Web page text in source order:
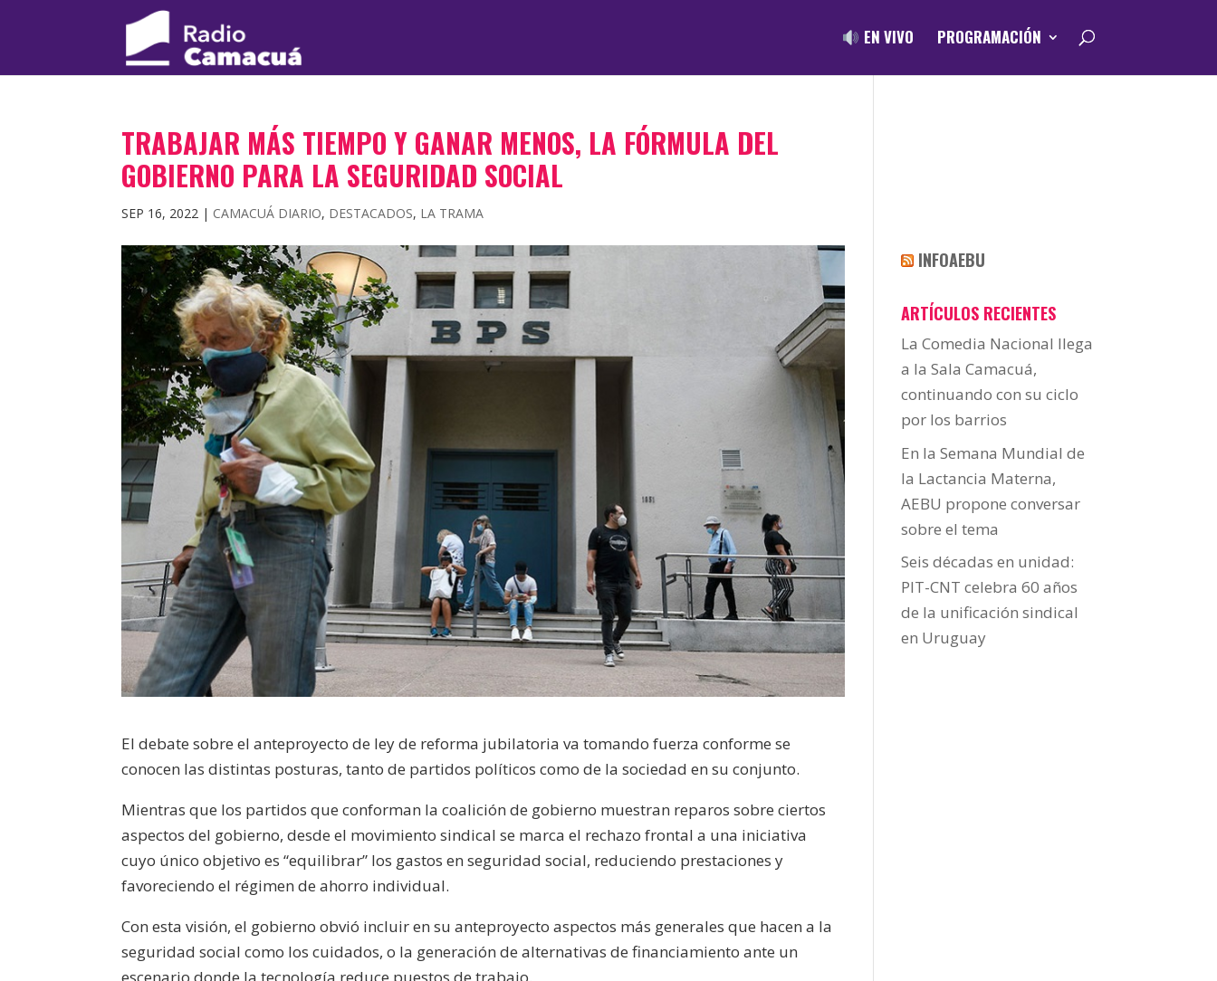
EN VIVO PROGRAMACIÓN
TRABAJAR MÁS TIEMPO Y GANAR MENOS, LA FÓRMULA DEL
GOBIERNO PARA LA SEGURIDAD SOCIAL
SEP 16, 2022 | CAMACUÁ DIARIO, DESTACADOS, LA TRAMA
El debate sobre el anteproyecto de ley de reforma jubilatoria va tomando fuerza conforme se
conocen las distintas posturas, tanto de partidos políticos como de la sociedad en su conjunto.
Mientras que los partidos que conforman la coalición de gobierno muestran reparos sobre ciertos
aspectos del gobierno, desde el movimiento sindical se marca el rechazo frontal a una iniciativa
cuyo único objetivo es “equilibrar” los gastos en seguridad social, reduciendo prestaciones y
favoreciendo el régimen de ahorro individual.
Con esta visión, el gobierno obvió incluir en su anteproyecto aspectos más generales que hacen a la
seguridad social como los cuidados, o la generación de alternativas de financiamiento ante un
INFOAEBU
ARTÍCULOS RECIENTES
La Comedia Nacional llega
a la Sala Camacuá,
continuando con su ciclo
por los barrios
En la Semana Mundial de
la Lactancia Materna,
AEBU propone conversar
sobre el tema
Seis décadas en unidad:
PIT-CNT celebra 60 años
de la unificación sindical
en Uruguay